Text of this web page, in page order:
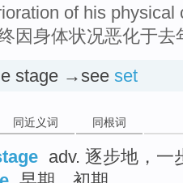
of his physical
因身体状况恶化于
stage →see set
同近义词 同根词
adv. 逐步地，一